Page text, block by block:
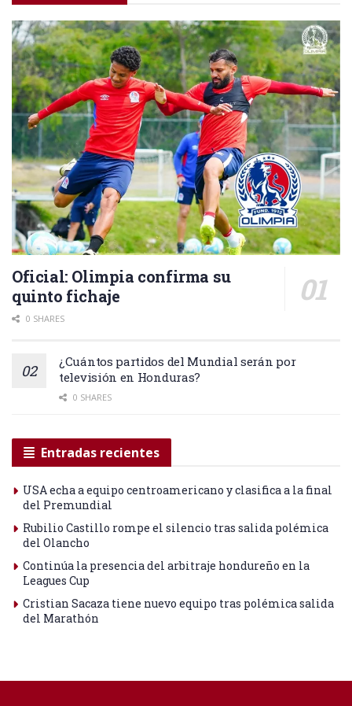
Oficial: Olimpia confirma su
quinto fichaje
0 SHARES
¿Cuántos partidos del Mundial serán por
televisión en Honduras?
0 SHARES
Entradas recientes
USA echa a equipo centroamericano y clasifica a la final
del Premundial
Rubilio Castillo rompe el silencio tras salida polémica
del Olancho
Continúa la presencia del arbitraje hondureño en la
Leagues Cup
Cristian Sacaza tiene nuevo equipo tras polémica salida
del Marathón